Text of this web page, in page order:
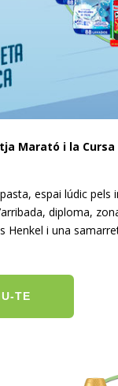
Marató i la
espai lúdic
diploma,
Henkel i una
TE